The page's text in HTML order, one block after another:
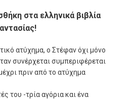
στα ελληνικά βιβλία
ατύχημα, ο Στέφαν όχι μόνο
συνέρχεται συμπεριφέρεται
πριν από το ατύχημα
του -τρία αγόρια και ένα